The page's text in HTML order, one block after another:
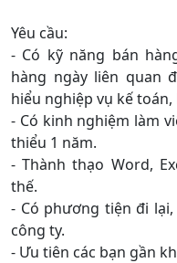
Yêu cầu:
- Có kỹ năng bán
hàng ngày liên quan
hiểu nghiệp vụ kế
- Có kinh nghiệm làm
thiểu 1 năm.
- Thành thạo Word,
thế.
- Có phương tiện đi
công ty.
- Ưu tiên các bạn gần